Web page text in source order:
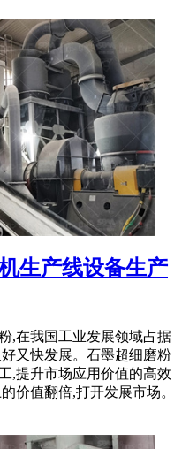
生产线设备生产
,在我国工业发展领域占据
又快发展。石墨超细磨粉
,提升市场应用价值的高效
价值翻倍,打开发展市场。